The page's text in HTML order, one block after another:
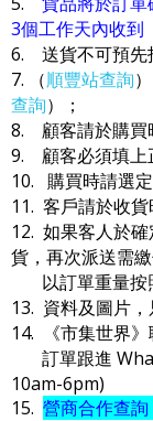
3個工作天內收到
6. 送貨不可預先
7. （順豐站查詢
查詢）；
8. 顧客請於購買
9. 顧客必須填上
10. 購買時請選
11. 客戶請於收
12. 如果客人於
貨，再次派送需
以訂單重量按
13. 資料及圖片，
14. 《市集世界》
訂單跟進
10am-6pm)
15. 營商合作查